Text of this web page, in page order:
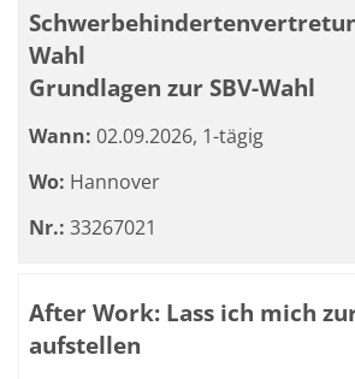
Wahl
Grundlagen zur SBV-Wahl
Wann: 02.09.2026, 1-tägig
Wo: Hannover
Nr.: 33267021
After Work: Lass ich mich
aufstellen